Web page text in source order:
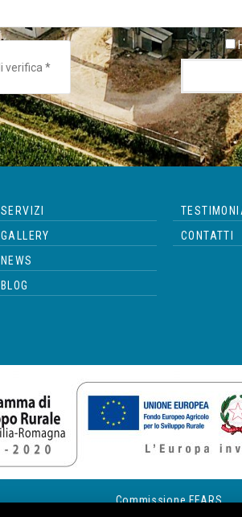
SERVIZI
GALLERY
NEWS
BLOG
CONTATTI
Commissione FEARS